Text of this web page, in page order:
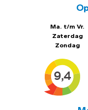
Ma. t/m Vr.
Zaterdag
Zondag